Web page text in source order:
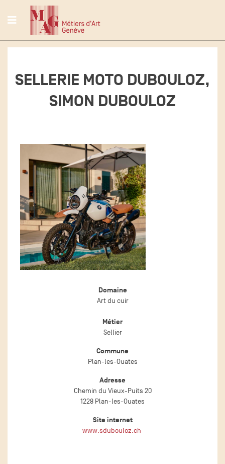
SELLERIE MOTO DUBOULOZ,
SIMON DUBOULOZ
Domaine
Art du cuir
Métier
Sellier
Commune
Plan-les-Ouates
Adresse
Chemin du Vieux-Puits 20
1228 Plan-les-Ouates
Site internet
www.sdubouloz.ch